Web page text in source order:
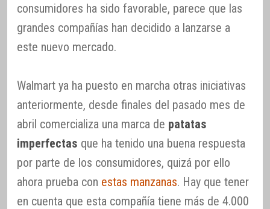
consumidores ha sido favorable, parece que las
grandes compañías han decidido a lanzarse a
este nuevo mercado.
Walmart ya ha puesto en marcha otras iniciativas
anteriormente, desde finales del pasado mes de
abril comercializa una marca de patatas
imperfectas que ha tenido una buena respuesta
por parte de los consumidores, quizá por ello
ahora prueba con estas manzanas. Hay que tener
en cuenta que esta compañía tiene más de 4.000